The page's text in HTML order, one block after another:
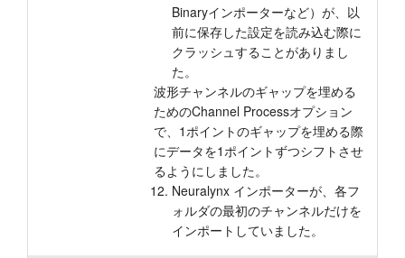
Binaryインポーターなど）が、以
前に保存した設定を読み込む際に
クラッシュすることがありまし
た。
波形チャンネルのギャップを埋める
ためのChannel Processオプション
で、1ポイントのギャップを埋める際
にデータを1ポイントずつシフトさせ
るようにしました。
Neuralynx インポーターが、各フ
ォルダの最初のチャンネルだけを
インポートしていました。